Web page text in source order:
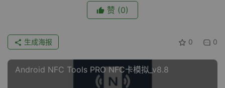
赞 (0)
0 0
生成海报
Android NFC Tools PRO NFC卡模拟_v8.8